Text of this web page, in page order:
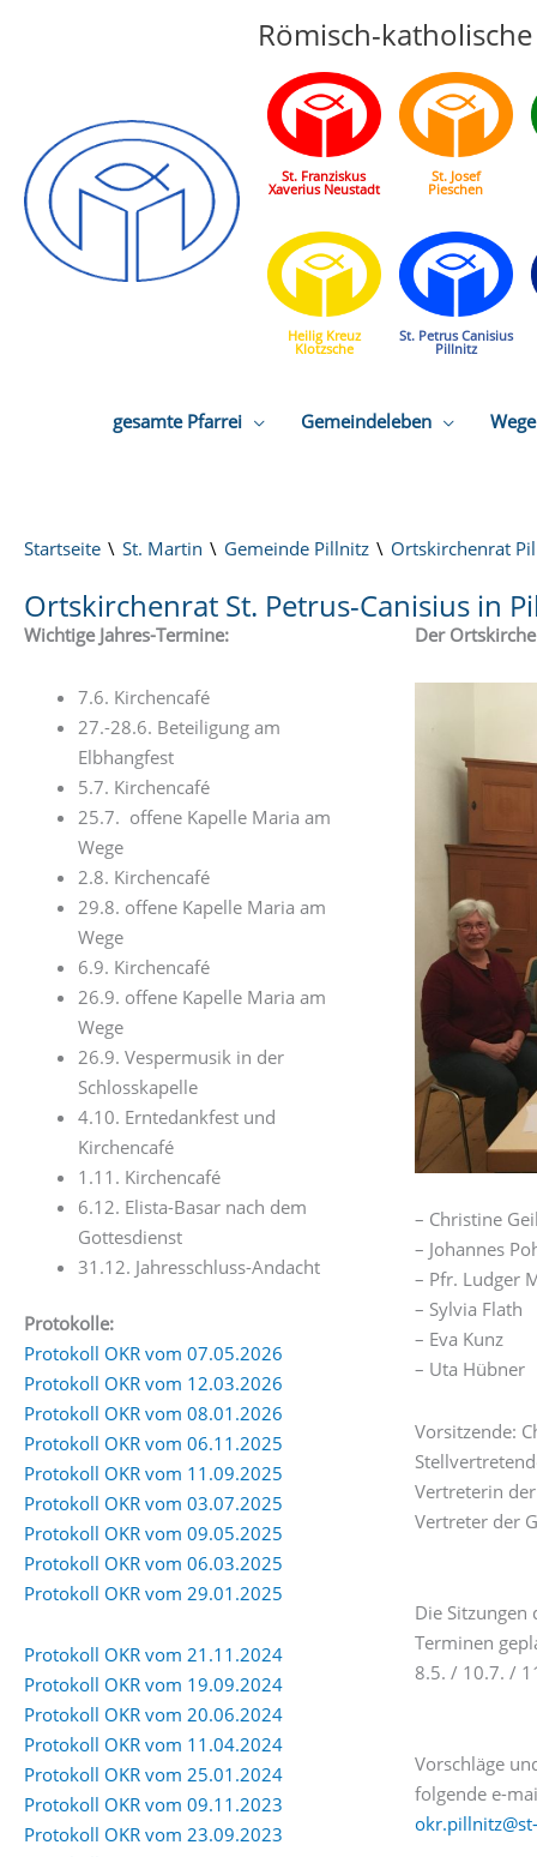
Römisch-
St. Franziskus
Xaverius Neustadt
St. Josef
Pieschen
Heilig Kreuz
Klotzsche
St. Petrus Canisius
Pillnitz
gesamte Pfarrei Gemeindeleben
Startseite St. Martin Gemeinde Pillnitz Ortskirchenrat
Ortskirchenrat St. Petrus-Canisius in
Wichtige Jahres-Termine:
7.6. Kirchencafé
27.-28.6. Beteiligung am
Elbhangfest
5.7. Kirchencafé
25.7. offene Kapelle Maria am
Wege
2.8. Kirchencafé
29.8. offene Kapelle Maria am
Wege
6.9. Kirchencafé
26.9. offene Kapelle Maria am
Wege
26.9. Vespermusik in der
Schlosskapelle
4.10. Erntedankfest und
Kirchencafé
1.11. Kirchencafé
6.12. Elista-Basar nach dem
Gottesdienst
31.12. Jahresschluss-Andacht
Protokolle:
Protokoll OKR vom 07.05.2026
Protokoll OKR vom 12.03.2026
Protokoll OKR vom 08.01.2026
Protokoll OKR vom 06.11.2025
Protokoll OKR vom 11.09.2025
Protokoll OKR vom 03.07.2025
Protokoll OKR vom 09.05.2025
Protokoll OKR vom 06.03.2025
Protokoll OKR vom 29.01.2025
Protokoll OKR vom 21.11.2024
Protokoll OKR vom 19.09.2024
Protokoll OKR vom 20.06.2024
Protokoll OKR vom 11.04.2024
Protokoll OKR vom 25.01.2024
Protokoll OKR vom 09.11.2023
Protokoll OKR vom 23.09.2023
Der
– Christine
– Johannes
– Pfr. Ludger
– Sylvia Flath
– Eva Kunz
– Uta Hübner
Vorsitzende:
Vertreterin
Vertreter der
Die
Terminen
8.5. / 10.7. /
Vorschläge
folgende e-